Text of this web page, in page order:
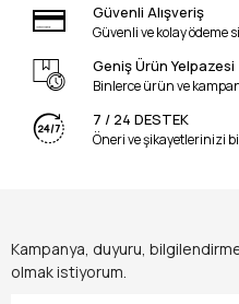
Güvenli Alışveriş
Güvenli ve kolay ödeme
Geniş Ürün Yelpazesi
Binlerce ürün ve
7 / 24 DESTEK
Öneri ve şikayetlerinizi
Kampanya, duyuru,
olmak istiyorum.